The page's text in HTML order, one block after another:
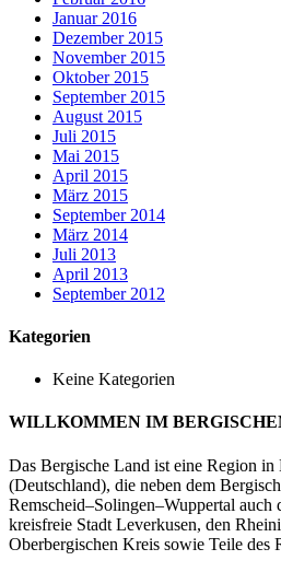
Januar 2016
Dezember 2015
November 2015
Oktober 2015
September 2015
August 2015
Juli 2015
Mai 2015
April 2015
März 2015
September 2014
März 2014
Juli 2013
April 2013
September 2012
Kategorien
Keine Kategorien
WILLKOMMEN IM
Das Bergische Land ist eine Region in
(Deutschland), die neben dem
Remscheid–Solingen–Wuppertal auch
kreisfreie Stadt Leverkusen, den
Oberbergischen Kreis sowie Teile des